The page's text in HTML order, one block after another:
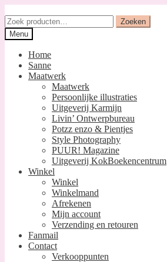
door
naar
navigatie
naar
de
inhoud
Zoeken
naar:
Zoeken
Menu
Home
Sanne
Maatwerk
Maatwerk
Persoonlijke illustraties
Uitgeverij Karmijn
Livin’ Ontwerpbureau
Potzz enzo & Pientjes
Style Photography
PUUR! Magazine
Uitgeverij KokBoekencentrum
Winkel
Winkel
Winkelmand
Afrekenen
Mijn account
Verzending en retouren
Fanmail
Contact
Verkooppunten